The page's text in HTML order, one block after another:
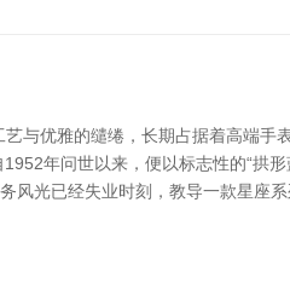
与优雅的缱绻，长期占据着高端
年问世以来，便以标志性的“拱
风光已经失业时刻，教导一款星座